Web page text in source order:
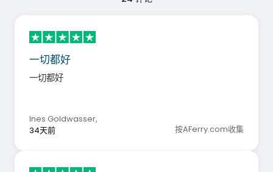
一切都好
一切都好
Ines Goldwasser,
34天前
按AFerry.com收集